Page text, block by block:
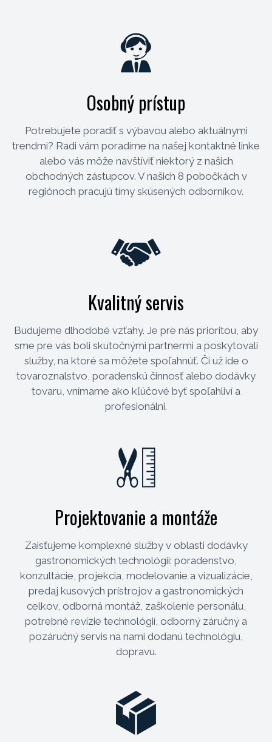
Osobný prístup
Potrebujete poradiť s výbavou alebo aktuálnymi
trendmi? Radi vám poradíme na našej kontaktné linke
alebo vás môže navštíviť niektorý z našich
obchodných zástupcov. V našich 8 pobočkách v
regiónoch pracujú tímy skúsených odborníkov.
Kvalitný servis
Budujeme dlhodobé vzťahy. Je pre nás prioritou, aby
sme pre vás boli skutočnými partnermi a poskytovali
služby, na ktoré sa môžete spoľahnúť. Či už ide o
tovaroznalstvo, poradenskú činnosť alebo dodávky
tovaru, vnímame ako kľúčové byť spoľahliví a
profesionálni.
Projektovanie a montáže
Zaisťujeme komplexné služby v oblasti dodávky
gastronomických technológií: poradenstvo,
konzultácie, projekcia, modelovanie a vizualizácie,
predaj kusových prístrojov a gastronomických
celkov, odborná montáž, zaškolenie personálu,
potrebné revízie technológií, odborný záručný a
pozáručný servis na nami dodanú technológiu,
dopravu.